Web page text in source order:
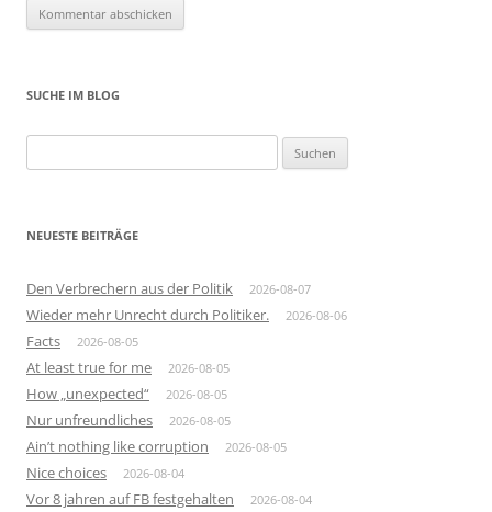
SUCHE IM BLOG
nach:
NEUESTE BEITRÄGE
Den Verbrechern aus der Politik 2026-08-07
Wieder mehr Unrecht durch Politiker. 2026-08-06
Facts 2026-08-05
At least true for me 2026-08-05
How „unexpected“ 2026-08-05
Nur unfreundliches 2026-08-05
Ain’t nothing like corruption 2026-08-05
Nice choices 2026-08-04
Vor 8 jahren auf FB festgehalten 2026-08-04